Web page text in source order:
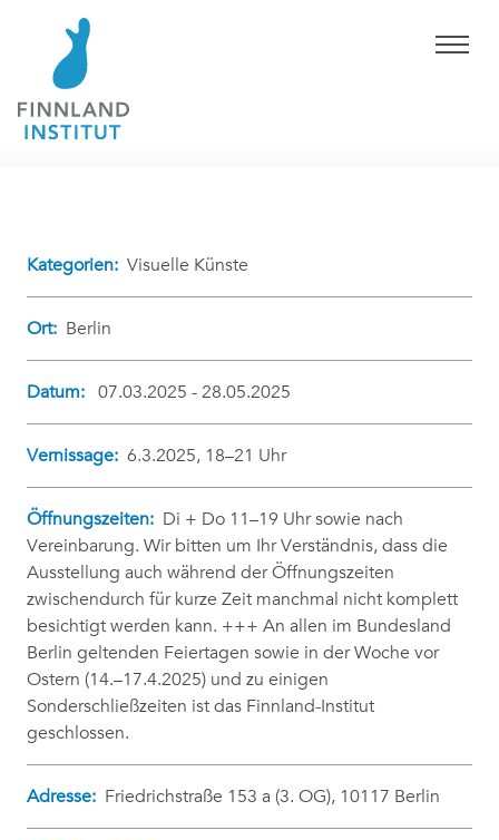
Kategorien: Visuelle Künste
Ort: Berlin
Datum: 07.03.2025 - 28.05.2025
Vernissage: 6.3.2025, 18–21 Uhr
Öffnungszeiten: Di + Do 11–19 Uhr sowie nach
Vereinbarung. Wir bitten um Ihr Verständnis, dass die
Ausstellung auch während der Öffnungszeiten
zwischendurch für kurze Zeit manchmal nicht komplett
besichtigt werden kann. +++ An allen im Bundesland
Berlin geltenden Feiertagen sowie in der Woche vor
Ostern (14.–17.4.2025) und zu einigen
Sonderschließzeiten ist das Finnland-Institut
geschlossen.
Adresse: Friedrichstraße 153 a (3. OG), 10117 Berlin